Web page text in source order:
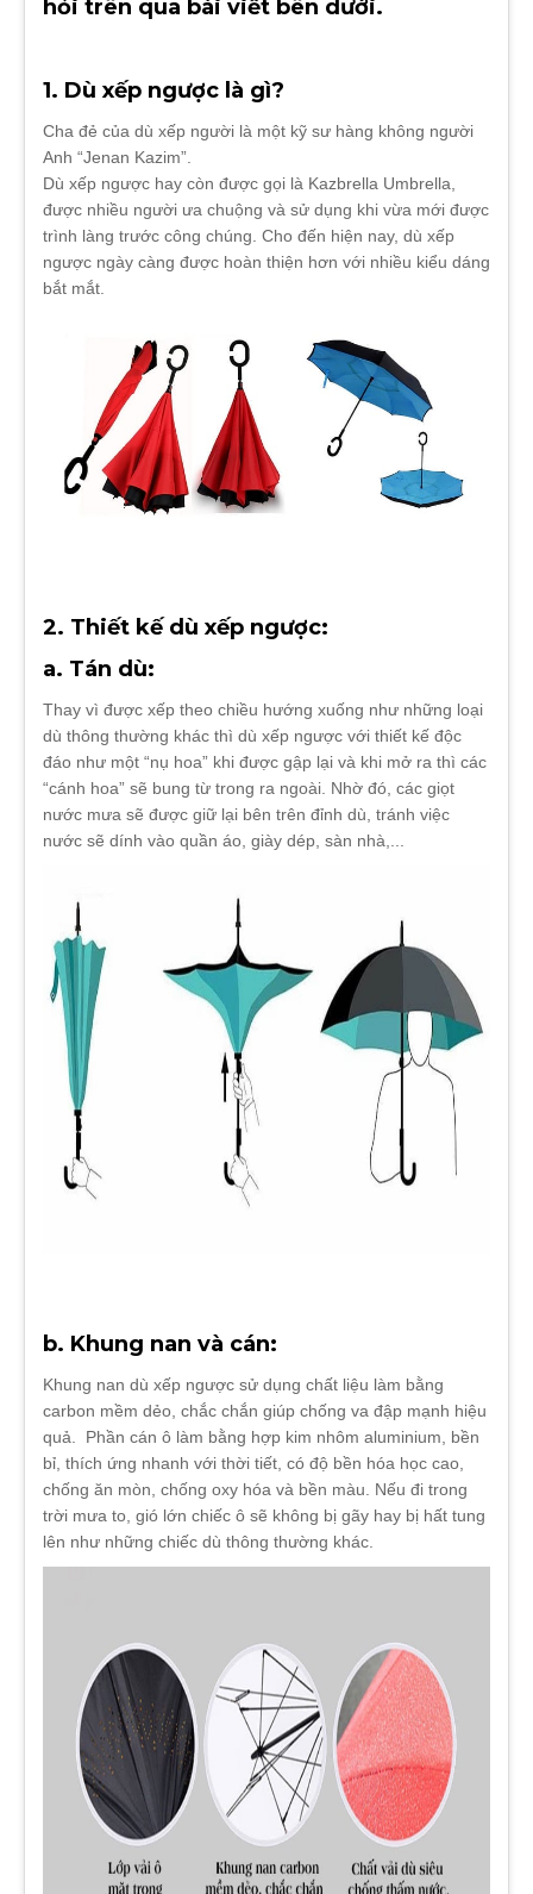
hỏi trên qua bài viết bên dưới.
1. Dù xếp ngược là gì?
Cha đẻ của dù xếp người là một kỹ sư hàng không người
Anh “Jenan Kazim”.
Dù xếp ngược hay còn được gọi là Kazbrella Umbrella,
được nhiều người ưa chuộng và sử dụng khi vừa mới được
trình làng trước công chúng. Cho đến hiện nay, dù xếp
ngược ngày càng được hoàn thiện hơn với nhiều kiểu dáng
bắt mắt.
2. Thiết kế dù xếp ngược:
a. Tán dù:
Thay vì được xếp theo chiều hướng xuống như những loại
dù thông thường khác thì dù xếp ngược với thiết kế độc
đáo như một “nụ hoa” khi được gập lại và khi mở ra thì các
“cánh hoa” sẽ bung từ trong ra ngoài. Nhờ đó, các giọt
nước mưa sẽ được giữ lại bên trên đỉnh dù, tránh việc
nước sẽ dính vào quần áo, giày dép, sàn nhà,...
b. Khung nan và cán:
Khung nan dù xếp ngược sử dụng chất liệu làm bằng
carbon mềm dẻo, chắc chắn giúp chống va đập mạnh hiệu
quả. Phần cán ô làm bằng hợp kim nhôm aluminium, bền
bỉ, thích ứng nhanh với thời tiết, có độ bền hóa học cao,
chống ăn mòn, chống oxy hóa và bền màu. Nếu đi trong
trời mưa to, gió lớn chiếc ô sẽ không bị gãy hay bị hất tung
lên như những chiếc dù thông thường khác.